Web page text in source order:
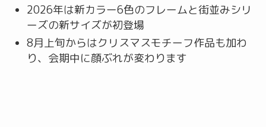
2026年は新カラー6色のフレームと街並みシリ
ーズの新サイズが初登場
8月上旬からはクリスマスモチーフ作品も加わ
り、会期中に顔ぶれが変わります